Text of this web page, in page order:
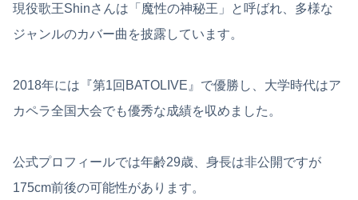
現役歌王Shinさんは「魔性の神秘王」と呼ばれ、多様な
ジャンルのカバー曲を披露しています。
2018年には『第1回BATOLIVE』で優勝し、大学時代はア
カペラ全国大会でも優秀な成績を収めました。
公式プロフィールでは年齢29歳、身長は非公開ですが
175cm前後の可能性があります。